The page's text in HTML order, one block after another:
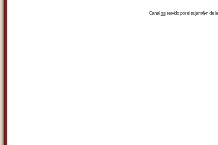
Canalrssservido por eltrujam�nde